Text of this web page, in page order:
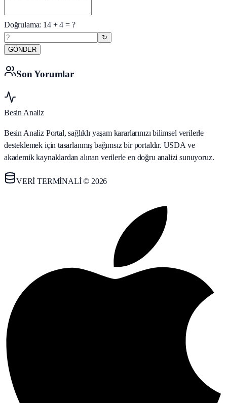
Doğrulama: 14+4 = ?
↻
GÖNDER
Son Yorumlar
Besin Analiz
Besin Analiz Portal, sağlıklı yaşam kararlarınızı bilimsel verilerle
desteklemek için tasarlanmış bağımsız bir portaldır. USDA ve
akademik kaynaklardan alınan verilerle en doğru analizi sunuyoruz.
VERİ TERMİNALİ © 2026